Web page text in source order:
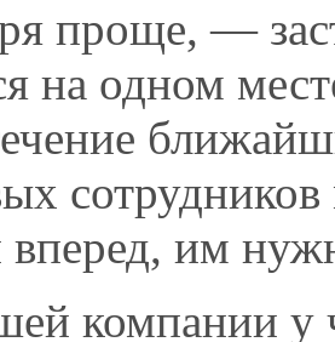
проще, —
на одном
им
компании у